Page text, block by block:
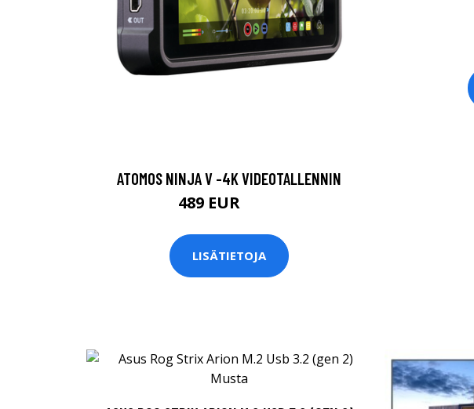
ATOMOS NINJA V -4K VIDEOTALLENNIN
489 EUR
LISÄTIETOJA